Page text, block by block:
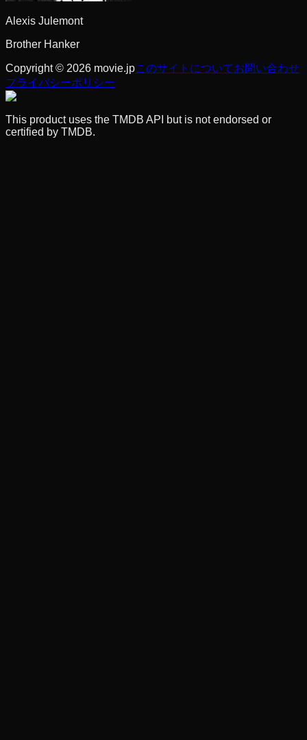
Alexis Julemont
Brother Hanker
Copyright © 2026 movie.jpこのサイトについてお問い合わせ
プライバシーポリシー
This product uses the TMDB API but is not endorsed or
certified by TMDB.